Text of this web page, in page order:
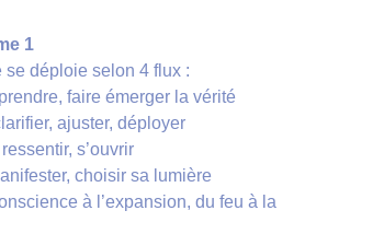
1
déploie selon 4 flux :
faire émerger la vérité
ajuster, déployer
s’ouvrir
choisir sa lumière
à l’expansion, du feu à la